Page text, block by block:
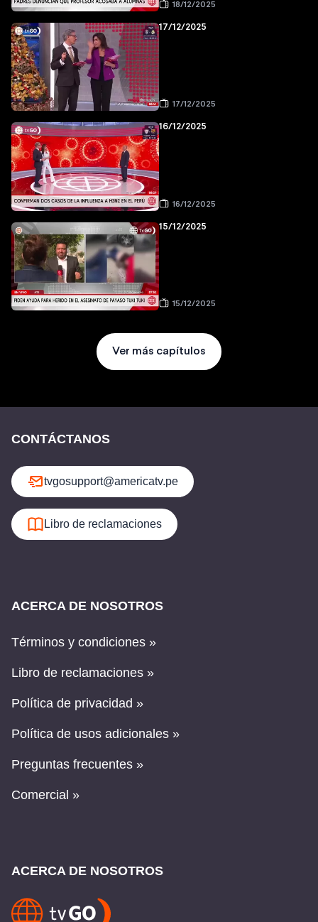
18/12/2025
17/12/2025
17/12/2025
16/12/2025
16/12/2025
15/12/2025
15/12/2025
Ver más capítulos
CONTÁCTANOS
tvgosupport@americatv.pe
Libro de reclamaciones
ACERCA DE NOSOTROS
Términos y condiciones »
Libro de reclamaciones »
Política de privacidad »
Política de usos adicionales »
Preguntas frecuentes »
Comercial »
ACERCA DE NOSOTROS